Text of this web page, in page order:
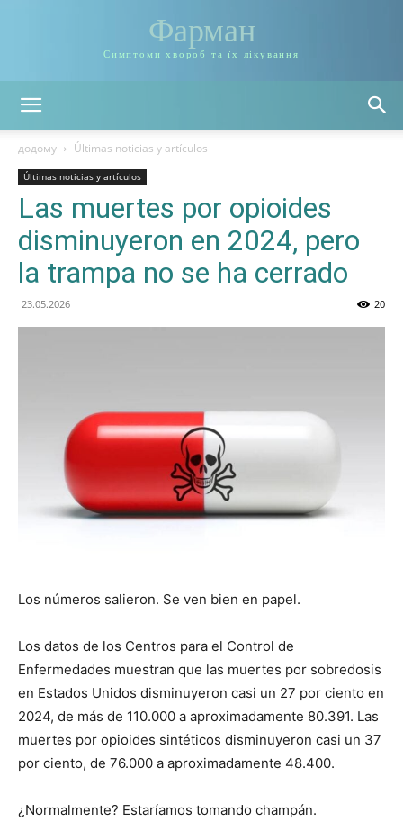
Фарман
Симптоми хвороб та їх лікування
додому Últimas noticias y artículos
Últimas noticias y artículos
Las muertes por opioides
disminuyeron en 2024, pero
la trampa no se ha cerrado
23.05.2026 20
Los números salieron. Se ven bien en papel.
Los datos de los Centros para el Control de
Enfermedades muestran que las muertes por sobredosis
en Estados Unidos disminuyeron casi un 27 por ciento en
2024, de más de 110.000 a aproximadamente 80.391. Las
muertes por opioides sintéticos disminuyeron casi un 37
por ciento, de 76.000 a aproximadamente 48.400.
¿Normalmente? Estaríamos tomando champán.